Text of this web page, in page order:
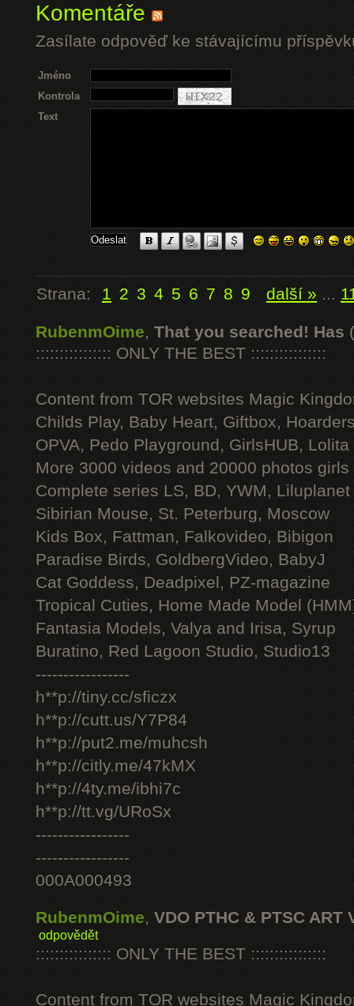
Komentáře
Zasílate odpověď ke stávajícímu
Jméno
Kontrola
Text
Strana: 1 2 3 4 5 6 7 8 9 další » ...
RubenmOime, That you searched! Has
:::::::::::::::: ONLY THE BEST ::::::::::::::::
Content from TOR websites Magic
Childs Play, Baby Heart, Giftbox,
OPVA, Pedo Playground, GirlsHUB, Lolita
More 3000 videos and 20000 photos
Complete series LS, BD, YWM, Liluplanet
Sibirian Mouse, St. Peterburg, Moscow
Kids Box, Fattman, Falkovideo, Bibigon
Paradise Birds, GoldbergVideo, BabyJ
Cat Goddess, Deadpixel, PZ-magazine
Tropical Cuties, Home Made Model
Fantasia Models, Valya and Irisa, Syrup
Buratino, Red Lagoon Studio, Studio13
-----------------
h**p://tiny.cc/sficzx
h**p://cutt.us/Y7P84
h**p://put2.me/muhcsh
h**p://citly.me/47kMX
h**p://4ty.me/ibhi7c
h**p://tt.vg/URoSx
-----------------
-----------------
000A000493
RubenmOime, VDO PTHC & PTSC ART
odpovědět
:::::::::::::::: ONLY THE BEST ::::::::::::::::
Content from TOR websites Magic